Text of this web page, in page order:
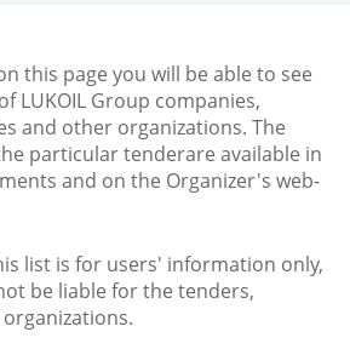
this page you will be able to see
LUKOIL Group companies,
and other organizations. The
particular tenderare available in
and on the Organizer's web-
list is for users' information only,
not be liable for the tenders,